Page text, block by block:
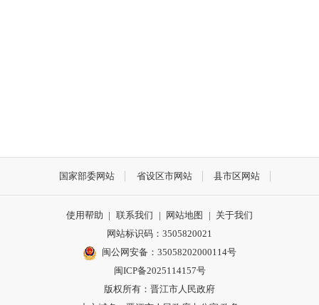
国家部委网站 省设区市网站 县市区网站
使用帮助 | 联系我们 | 网站地图 | 关于我们
网站标识码：3505820021
闽公网安备：35058202000114号
闽ICP备2025114157号
版权所有：晋江市人民政府